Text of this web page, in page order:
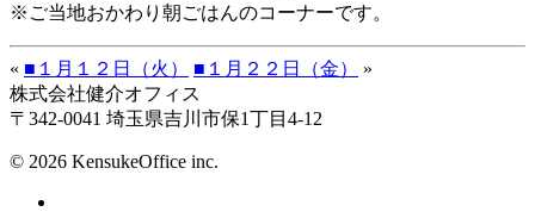
※ご当地おかわり朝ごはんのコーナーです。
« ■１月１２日（火） ■１月２２日（金）
»
株式会社健介オフィス
〒342-0041 埼玉県吉川市保1丁目4-12
© 2026 KensukeOffice inc.